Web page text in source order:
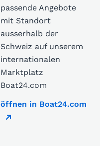
passende Angebote
mit Standort
ausserhalb der
Schweiz auf unserem
internationalen
Marktplatz
Boat24.com
öffnen in Boat24.com